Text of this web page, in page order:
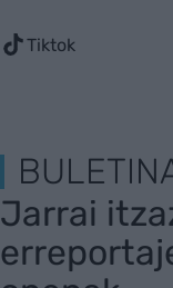
Tiktok
Jarrai